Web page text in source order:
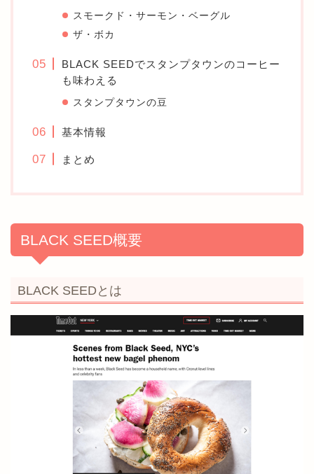
スモークド・サーモン・ベーグル
ザ・ボカ
BLACK SEEDでスタンプタウンのコーヒー
も味わえる
スタンプタウンの豆
基本情報
まとめ
BLACK SEED概要
BLACK SEEDとは